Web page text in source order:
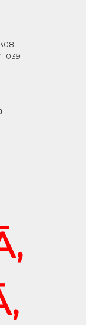
1039